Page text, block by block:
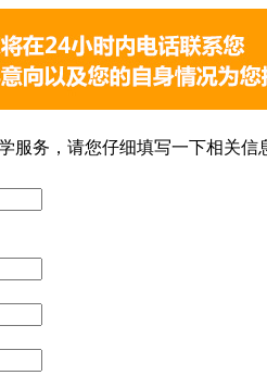
服务，请您仔细填写一下相关信